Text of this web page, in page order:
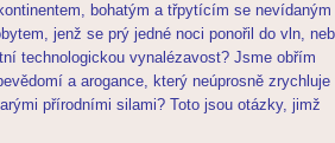
bohatým a třpytícím se nevídaným
jenž se prý jedné noci ponořil do vln,
technologickou vynalézavost? Jsme obřím
a arogance, který neúprosně zrychluje
přírodními silami? Toto jsou otázky, jimž